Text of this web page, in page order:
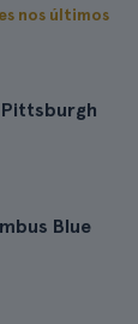
nos últimos
Pittsburgh
Blue